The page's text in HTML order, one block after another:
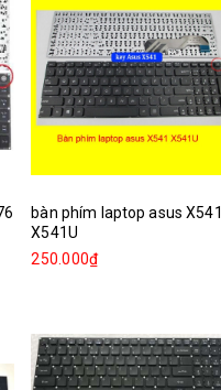
bàn phím laptop asus X541
X541U
250.000₫